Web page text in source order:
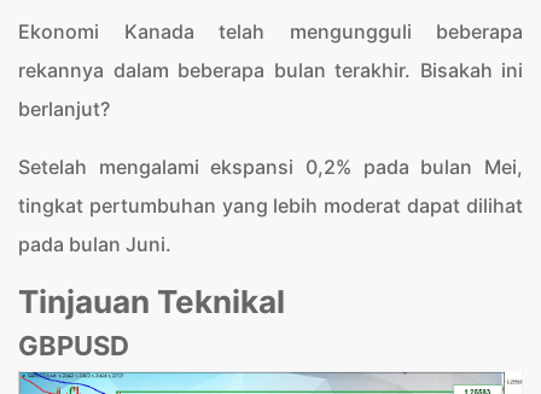
Ekonomi Kanada telah mengungguli beberapa
rekannya dalam beberapa bulan terakhir. Bisakah ini
berlanjut?
Setelah mengalami ekspansi 0,2% pada bulan Mei,
tingkat pertumbuhan yang lebih moderat dapat dilihat
pada bulan Juni.
Tinjauan Teknikal
GBPUSD